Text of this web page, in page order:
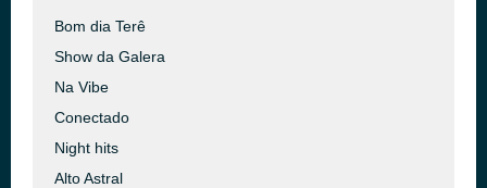
Bom dia Terê
Show da Galera
Na Vibe
Conectado
Night hits
Alto Astral